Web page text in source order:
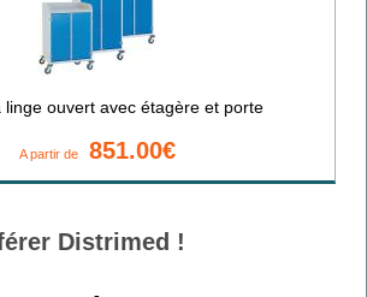
linge ouvert avec étagère et porte
A partir de 851.00€
Distrimed !